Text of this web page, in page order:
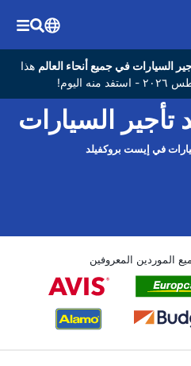
هذا
تأجير السيارات
في إيست بروكفيلد
الموردين المعروفين